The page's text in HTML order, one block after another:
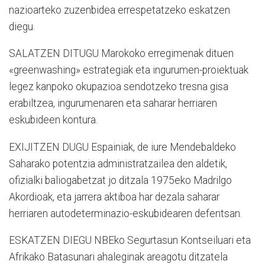
nazioarteko zuzenbidea errespetatzeko eskatzen
diegu.
SALATZEN DITUGU Marokoko erregimenak dituen
«greenwashing» estrategiak eta ingurumen-proiektuak
legez kanpoko okupazioa sendotzeko tresna gisa
erabiltzea, ingurumenaren eta saharar herriaren
eskubideen kontura.
EXIJITZEN DUGU Espainiak, de iure Mendebaldeko
Saharako potentzia administratzailea den aldetik,
ofizialki baliogabetzat jo ditzala 1975eko Madrilgo
Akordioak, eta jarrera aktiboa har dezala saharar
herriaren autodeterminazio-eskubidearen defentsan.
ESKATZEN DIEGU NBEko Segurtasun Kontseiluari eta
Afrikako Batasunari ahaleginak areagotu ditzatela